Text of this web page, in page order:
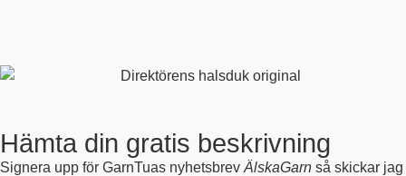
Hämta din gratis beskrivning
Signera upp för GarnTuas nyhetsbrev ÄlskaGarn så skickar jag